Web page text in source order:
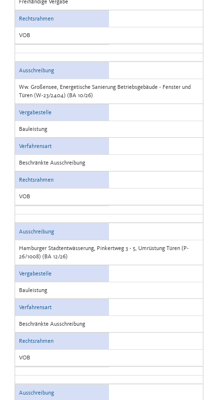
Freihändige Vergabe
Rechtsrahmen
VOB
Ausschreibung
Ww. Großensee, Energetische Sanierung Betriebsgebäude - Fenster und
Türen (W-23/2404) (BA 10/26)
Vergabestelle
Bauleistung
Verfahrensart
Beschränkte Ausschreibung
Rechtsrahmen
VOB
Ausschreibung
Hamburger Stadtentwässerung, Pinkertweg 3 - 5, Umrüstung Türen (P-
26/1008) (BA 12/26)
Vergabestelle
Bauleistung
Verfahrensart
Beschränkte Ausschreibung
Rechtsrahmen
VOB
Ausschreibung